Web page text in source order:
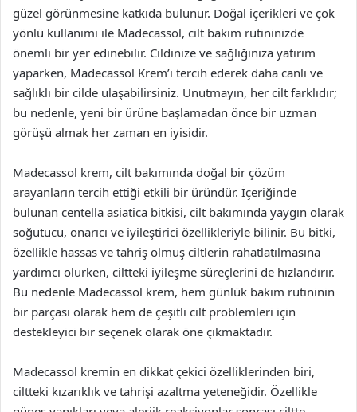
güzel görünmesine katkıda bulunur. Doğal içerikleri ve çok
yönlü kullanımı ile Madecassol, cilt bakım rutininizde
önemli bir yer edinebilir. Cildinize ve sağlığınıza yatırım
yaparken, Madecassol Krem’i tercih ederek daha canlı ve
sağlıklı bir cilde ulaşabilirsiniz. Unutmayın, her cilt farklıdır;
bu nedenle, yeni bir ürüne başlamadan önce bir uzman
görüşü almak her zaman en iyisidir.
Madecassol krem, cilt bakımında doğal bir çözüm
arayanların tercih ettiği etkili bir üründür. İçeriğinde
bulunan centella asiatica bitkisi, cilt bakımında yaygın olarak
soğutucu, onarıcı ve iyileştirici özellikleriyle bilinir. Bu bitki,
özellikle hassas ve tahriş olmuş ciltlerin rahatlatılmasına
yardımcı olurken, ciltteki iyileşme süreçlerini de hızlandırır.
Bu nedenle Madecassol krem, hem günlük bakım rutininin
bir parçası olarak hem de çeşitli cilt problemleri için
destekleyici bir seçenek olarak öne çıkmaktadır.
Madecassol kremin en dikkat çekici özelliklerinden biri,
ciltteki kızarıklık ve tahrişi azaltma yeteneğidir. Özellikle